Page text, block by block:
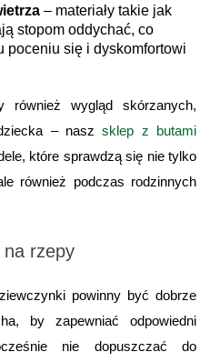
– materiały takie jak
stopom oddychać, co
poceniu się i dyskomfortowi
wygląd skórzanych,
– nasz sklep z butami
które sprawdzą się nie tylko
również podczas rodzinnych
na rzepy
powinny być dobrze
by zapewniać odpowiedni
nie dopuszczać do